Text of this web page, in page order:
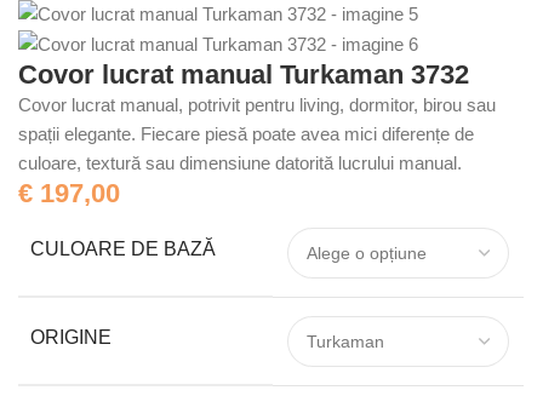
Covor lucrat manual Turkaman 3732
Covor lucrat manual, potrivit pentru living, dormitor, birou sau
spații elegante. Fiecare piesă poate avea mici diferențe de
culoare, textură sau dimensiune datorită lucrului manual.
€ 197,00
CULOARE DE BAZĂ
ORIGINE